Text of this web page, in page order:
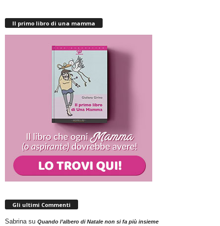
Il primo libro di una mamma
Gli ultimi Commenti
Sabrinasu Quando l’albero di Natale non si fa più insieme